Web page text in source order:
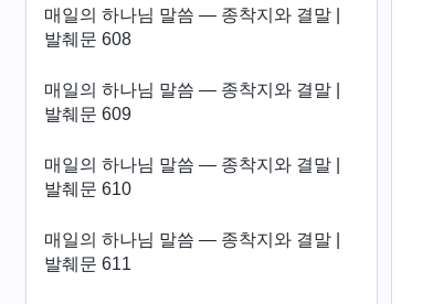
매일의 하나님 말씀 ― 종착지와 결말 |
발췌문 608
매일의 하나님 말씀 ― 종착지와 결말 |
발췌문 609
매일의 하나님 말씀 ― 종착지와 결말 |
발췌문 610
매일의 하나님 말씀 ― 종착지와 결말 |
발췌문 611